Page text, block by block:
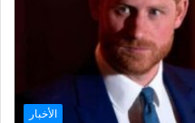
الأخبار